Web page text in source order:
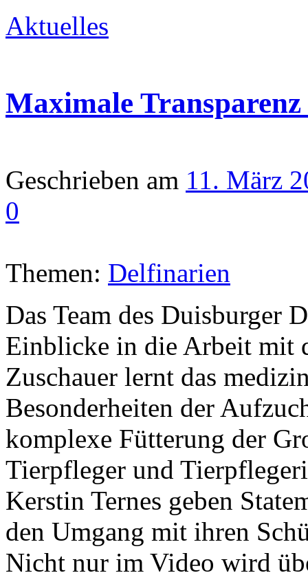
Aktuelles
Maximale
Geschrieben am 11. März
0
Themen: Delfinarien
Das Team des Duisburger
Einblicke in die Arbeit mit
Zuschauer lernt das
Besonderheiten der
komplexe Fütterung der
Tierpfleger und
Kerstin Ternes geben
den Umgang mit ihren
Nicht nur im Video wird